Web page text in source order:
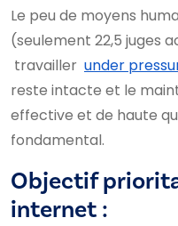
Le peu de moyens
(seulement 22,5 juges
travailler under
reste intacte et le
effective et de haute
fondamental.
Objectif
internet :